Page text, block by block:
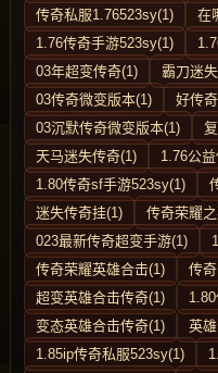
传奇私服1.76523sy(1)
在
1.76传奇手游523sy(1)
03年超变传奇(1)
霸刀迷
03传奇微变版本(1)
好传
03沉默传奇微变版本(1)
天马迷失传奇(1)
1.76公
1.80传奇sf手游523sy(1)
迷失传奇挂(1)
传奇荣耀
023最新传奇超变手游(1)
传奇荣耀英雄合击(1)
传
超变英雄合击传奇(1)
变态英雄合击传奇(1)
英
1.85ip传奇私服523sy(1)